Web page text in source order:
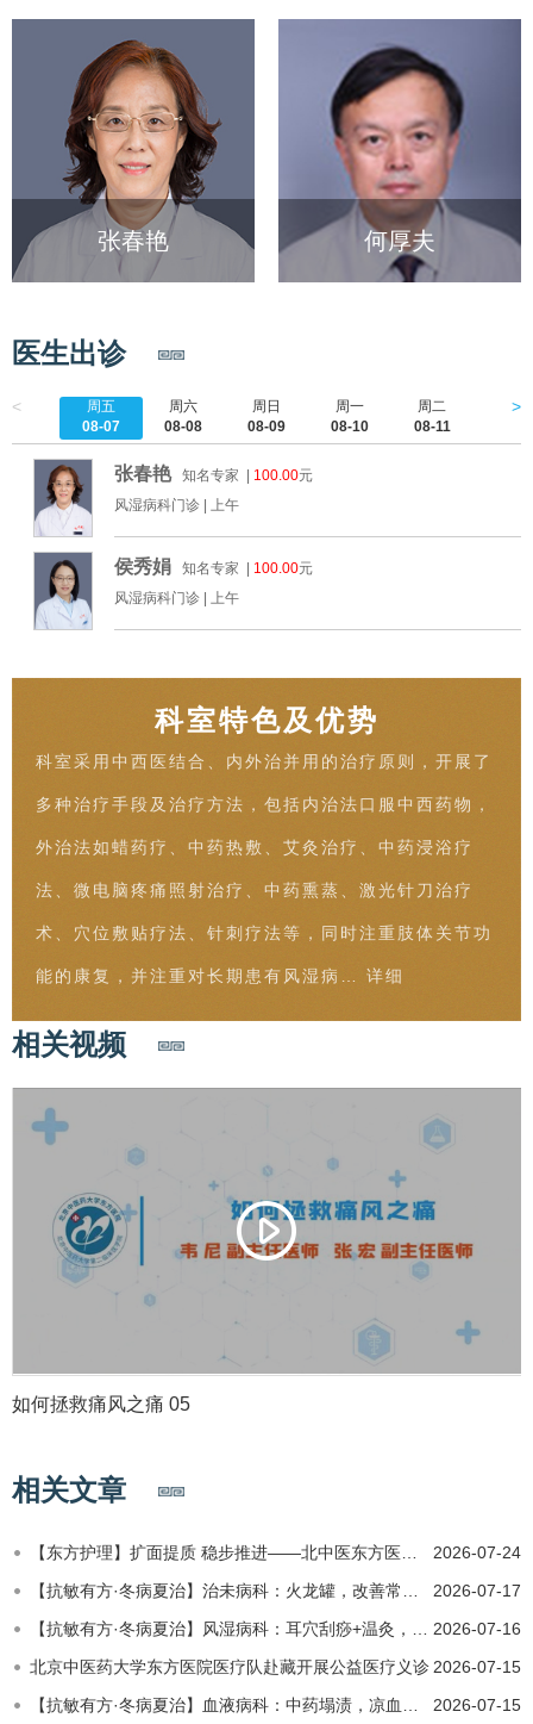
张春艳 何厚夫
医生出诊
<
周五
08-07
周六
08-08
周日
08-09
周一
08-10
周二
08-11
周三
>
张春艳 知名专家 | 100.00元
风湿病科门诊 | 上午
侯秀娟 知名专家 | 100.00元
风湿病科门诊 | 上午
科室特色及优势
科室采用中西医结合、内外治并用的治疗原则，开展了
多种治疗手段及治疗方法，包括内治法口服中西药物，
外治法如蜡药疗、中药热敷、艾灸治疗、中药浸浴疗
法、微电脑疼痛照射治疗、中药熏蒸、激光针刀治疗
术、穴位敷贴疗法、针刺疗法等，同时注重肢体关节功
能的康复，并注重对长期患有风湿病… 详细
相关视频
如何拯救痛风之痛 05
相关文章
2026-07-24
【东方护理】扩面提质 稳步推进——北中医东方医院诊后管理中心第二批推广科室推进会顺利召开
2026-07-17
【抗敏有方·冬病夏治】治未病科：火龙罐，改善常年怕冷、体虚易感的偏颇体质
2026-07-16
【抗敏有方·冬病夏治】风湿病科：耳穴刮痧+温灸，调理多系统过敏、免疫紊乱相关症状
2026-07-15
北京中医药大学东方医院医疗队赴藏开展公益医疗义诊
2026-07-15
【抗敏有方·冬病夏治】血液病科：中药塌渍，凉血散瘀，辅助预防过敏性紫癜反复发作